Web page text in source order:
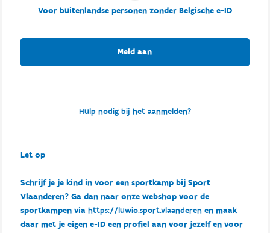
Voor buitenlandse personen zonder Belgische e-ID
Meld aan
Hulp nodig bij het aanmelden?
Let op
Schrijf je je kind in voor een sportkamp bij Sport
Vlaanderen? Ga dan naar onze webshop voor de
sportkampen via https://luwio.sport.vlaanderenen maak
daar met je eigen e-ID een profiel aan voor jezelf en voor